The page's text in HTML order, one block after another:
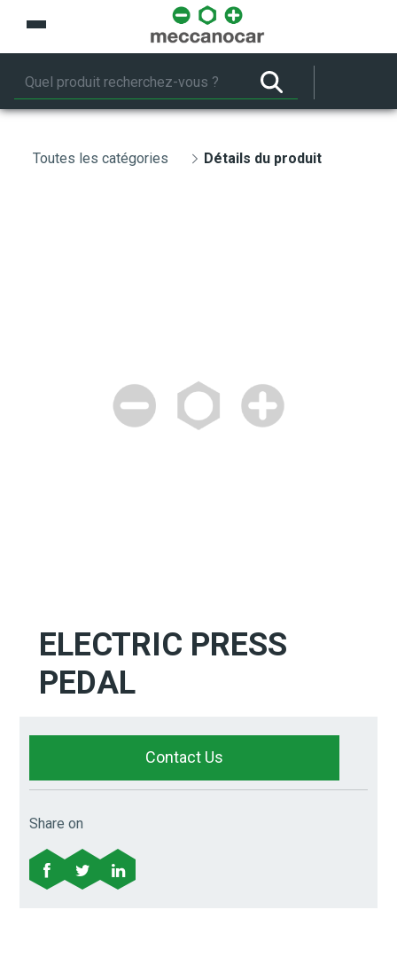
Saut au contenu principal
Toutes les catégories Détails du produit
ELECTRIC PRESS
PEDAL
Contact Us
Share on